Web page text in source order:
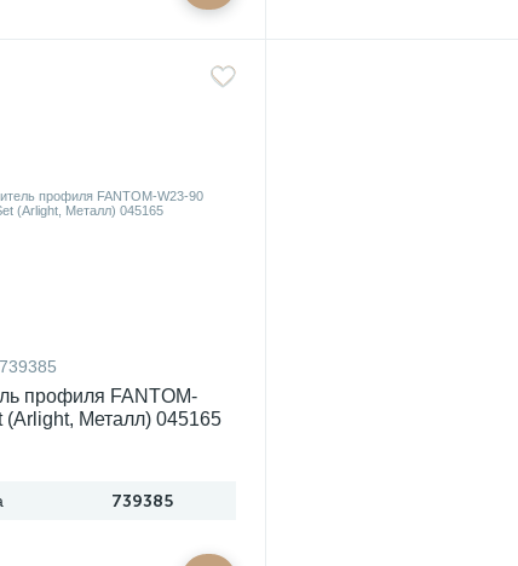
739385
профиля FANTOM-
(Arlight, Металл) 045165
739385